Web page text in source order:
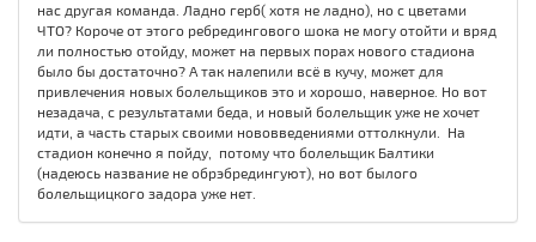
нас другая команда. Ладно герб( хотя не ладно), но с цветами
ЧТО? Короче от этого ребредингового шока не могу отойти и вряд
ли полностью отойду, может на первых порах нового стадиона
было бы достаточно? А так налепили всё в кучу, может для
привлечения новых болельщиков это и хорошо, наверное. Но вот
незадача, с результатами беда, и новый болельщик уже не хочет
идти, а часть старых своими нововведениями оттолкнули. На
стадион конечно я пойду, потому что болельщик Балтики
(надеюсь название не обрэбредингуют), но вот былого
болельщицкого задора уже нет.